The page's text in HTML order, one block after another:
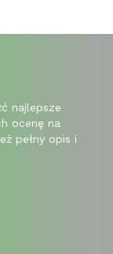
najlepsze
ocenę na
pełny opis i